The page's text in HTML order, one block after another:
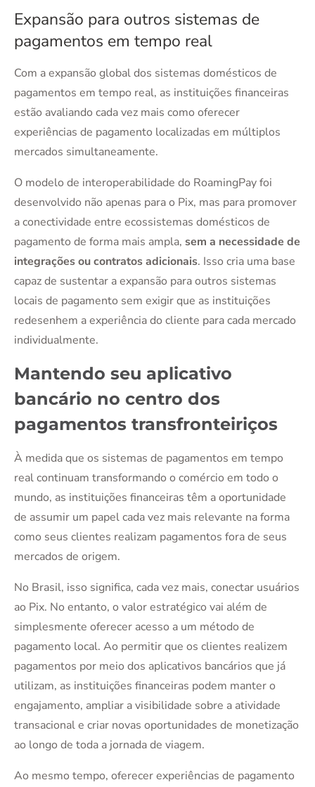
Expansão para outros sistemas de
pagamentos em tempo real
Com a expansão global dos sistemas domésticos de
pagamentos em tempo real, as instituições financeiras
estão avaliando cada vez mais como oferecer
experiências de pagamento localizadas em múltiplos
mercados simultaneamente.
O modelo de interoperabilidade do RoamingPay foi
desenvolvido não apenas para o Pix, mas para promover
a conectividade entre ecossistemas domésticos de
pagamento de forma mais ampla, sem a necessidade de
integrações ou contratos adicionais. Isso cria uma base
capaz de sustentar a expansão para outros sistemas
locais de pagamento sem exigir que as instituições
redesenhem a experiência do cliente para cada mercado
individualmente.
Mantendo seu aplicativo
bancário no centro dos
pagamentos transfronteiriços
À medida que os sistemas de pagamentos em tempo
real continuam transformando o comércio em todo o
mundo, as instituições financeiras têm a oportunidade
de assumir um papel cada vez mais relevante na forma
como seus clientes realizam pagamentos fora de seus
mercados de origem.
No Brasil, isso significa, cada vez mais, conectar usuários
ao Pix. No entanto, o valor estratégico vai além de
simplesmente oferecer acesso a um método de
pagamento local. Ao permitir que os clientes realizem
pagamentos por meio dos aplicativos bancários que já
utilizam, as instituições financeiras podem manter o
engajamento, ampliar a visibilidade sobre a atividade
transacional e criar novas oportunidades de monetização
ao longo de toda a jornada de viagem.
Ao mesmo tempo, oferecer experiências de pagamento